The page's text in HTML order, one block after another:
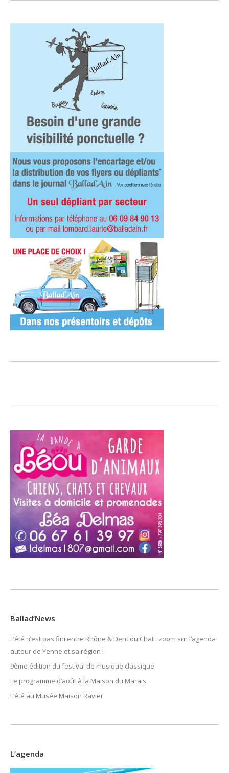
Ballad’News
L’été n’est pas fini entre Rhône & Dent du Chat : zoom sur l’agenda
autour de Yenne et sa région !
9ème édition du festival de musique classique
Le programme d’août à la Maison du Marais
L’été au Musée Maison Ravier
L’agenda